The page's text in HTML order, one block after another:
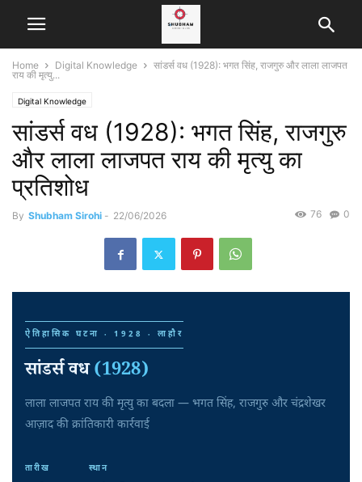
Home Digital Knowledge
सांडर्स वध (1928): भगत सिंह, राजगुरु और लाला लाजपत
राय की मृत्यु...
Digital Knowledge
सांडर्स वध (1928): भगत सिंह, राजगुरु
और लाला लाजपत राय की मृत्यु का
प्रतिशोध
By Shubham Sirohi - 22/06/2026 0
76
ऐतिहासिक घटना · 1928 · लाहौर
सांडर्स वध(1928)
लाला लाजपत राय की मृत्यु का बदला — भगत सिंह, राजगुरु और चंद्रशेखर
आज़ाद की क्रांतिकारी कार्रवाई
तारीख स्थान